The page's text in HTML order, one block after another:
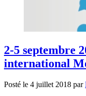
2-5 septembre
international
Posté le 4 juillet 2018 par